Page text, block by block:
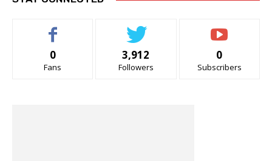
0
Fans
3,912
Followers
0
Subscribers